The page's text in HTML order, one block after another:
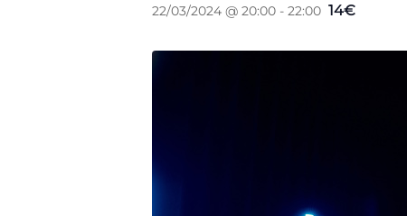
22/03/2024 @ 20:00 - 22:00 14€